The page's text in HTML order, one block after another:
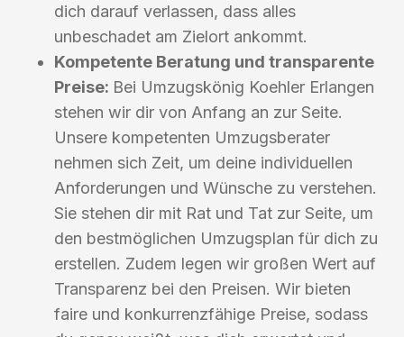
dich darauf verlassen, dass alles
unbeschadet am Zielort ankommt.
Kompetente Beratung und transparente
Preise: Bei Umzugskönig Koehler Erlangen
stehen wir dir von Anfang an zur Seite.
Unsere kompetenten Umzugsberater
nehmen sich Zeit, um deine individuellen
Anforderungen und Wünsche zu verstehen.
Sie stehen dir mit Rat und Tat zur Seite, um
den bestmöglichen Umzugsplan für dich zu
erstellen. Zudem legen wir großen Wert auf
Transparenz bei den Preisen. Wir bieten
faire und konkurrenzfähige Preise, sodass